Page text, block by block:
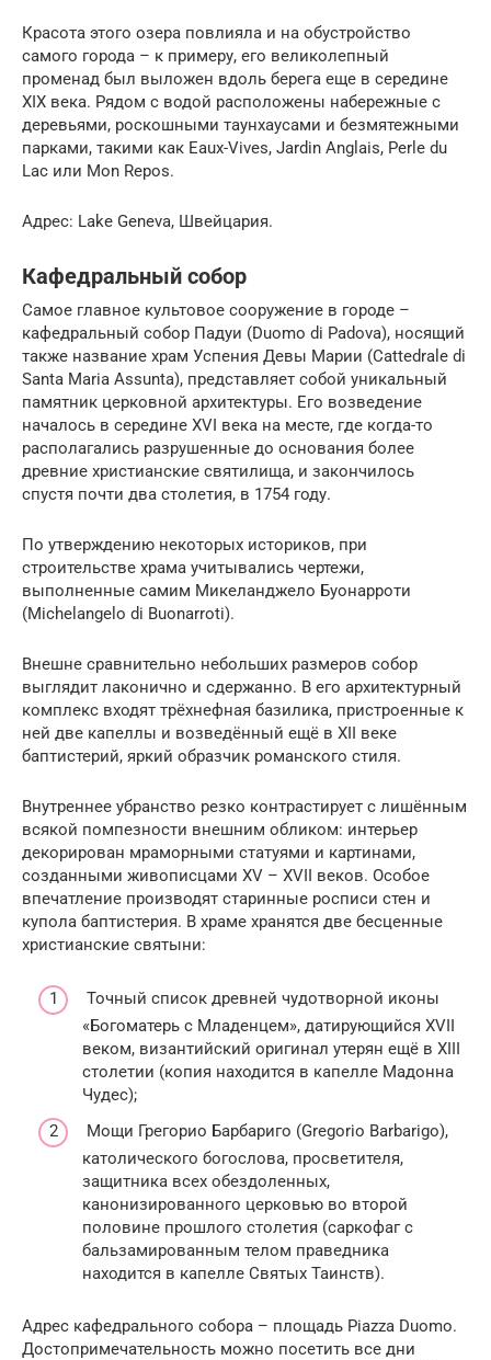
Красота этого озера повлияла и на обустройство
самого города – к примеру, его великолепный
променад был выложен вдоль берега еще в середине
XIX века. Рядом с водой расположены набережные с
деревьями, роскошными таунхаусами и безмятежными
парками, такими как Eaux-Vives, Jardin Anglais, Perle du
Lac или Mon Repos.
Адрес: Lake Geneva, Швейцария.
Кафедральный собор
Самое главное культовое сооружение в городе –
кафедральный собор Падуи (Duomo di Padova), носящий
также название храм Успения Девы Марии (Cattedrale di
Santa Maria Assunta), представляет собой уникальный
памятник церковной архитектуры. Его возведение
началось в середине XVI века на месте, где когда-то
располагались разрушенные до основания более
древние христианские святилища, и закончилось
спустя почти два столетия, в 1754 году.
По утверждению некоторых историков, при
строительстве храма учитывались чертежи,
выполненные самим Микеланджело Буонарроти
(Michelangelo di Buonarroti).
Внешне сравнительно небольших размеров собор
выглядит лаконично и сдержанно. В его архитектурный
комплекс входят трёхнефная базилика, пристроенные к
ней две капеллы и возведённый ещё в XII веке
баптистерий, яркий образчик романского стиля.
Внутреннее убранство резко контрастирует с лишённым
всякой помпезности внешним обликом: интерьер
декорирован мраморными статуями и картинами,
созданными живописцами XV – XVII веков. Особое
впечатление производят старинные росписи стен и
купола баптистерия. В храме хранятся две бесценные
христианские святыни:
Точный список древней чудотворной иконы
«Богоматерь с Младенцем», датирующийся XVII
веком, византийский оригинал утерян ещё в XIII
столетии (копия находится в капелле Мадонна
Чудес);
Мощи Грегорио Барбариго (Gregorio Barbarigo),
католического богослова, просветителя,
защитника всех обездоленных,
канонизированного церковью во второй
половине прошлого столетия (саркофаг с
бальзамированным телом праведника
находится в капелле Святых Таинств).
Адрес кафедрального собора – площадь Piazza Duomo.
Достопримечательность можно посетить все дни